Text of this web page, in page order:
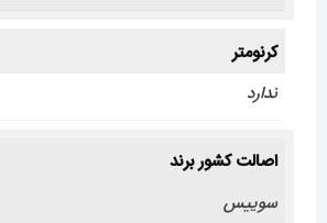
کرنومتر
ندارد
اصالت کشور برند
سوییس